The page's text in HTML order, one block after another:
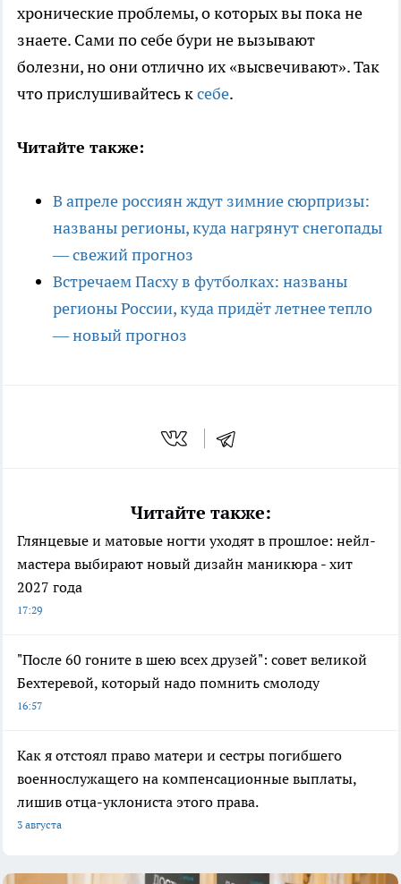
хронические проблемы, о которых вы пока не
знаете. Сами по себе бури не вызывают
болезни, но они отлично их «высвечивают». Так
что прислушивайтесь ксебе.
Читайте также:
В апреле россиян ждут зимние сюрпризы:
названы регионы, куда нагрянут снегопады
— свежий прогноз
Встречаем Пасху в футболках: названы
регионы России, куда придёт летнее тепло
— новый прогноз
Читайте также:
Глянцевые и матовые ногти уходят в прошлое: нейл-
мастера выбирают новый дизайн маникюра - хит
2027 года
17:29
"После 60 гоните в шею всех друзей": совет великой
Бехтеревой, который надо помнить смолоду
16:57
Как я отстоял право матери и сестры погибшего
военнослужащего на компенсационные выплаты,
лишив отца-уклониста этого права.
3 августа